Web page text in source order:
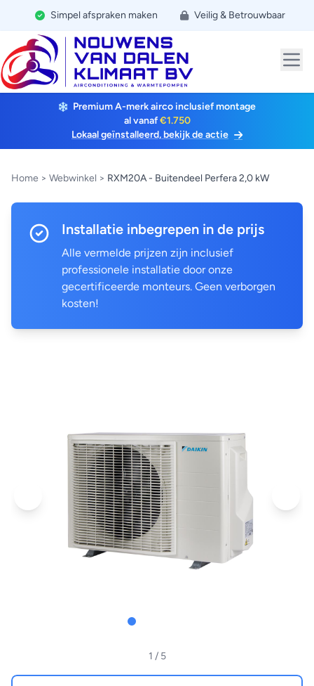
Simpel afspraken maken Veilig & Betrouwbaar
Premium A-merk airco inclusief montage
al vanaf€1.750
Lokaal geïnstalleerd, bekijk de actie
Home > Webwinkel > RXM20A - Buitendeel Perfera 2,0 kW
Installatie inbegrepen in de prijs
Alle vermelde prijzen zijn inclusief
professionele installatie door onze
gecertificeerde monteurs. Geen verborgen
kosten!
1 / 5